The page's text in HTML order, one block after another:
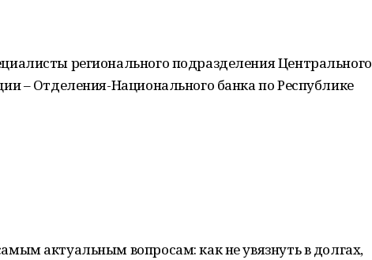
регионального подразделения Центрального
– Отделения-Национального банка по Республике
актуальным вопросам: как не увязнуть в долгах,